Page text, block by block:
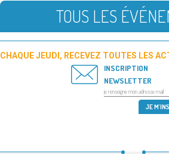
TOUS LES
CHAQUE JEUDI, RECEVEZ TOUTES LES
INSCRIPTION
NEWSLETTER